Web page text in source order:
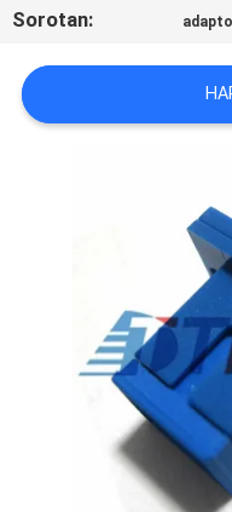
PRIVACY
POLICY
Sorotan: